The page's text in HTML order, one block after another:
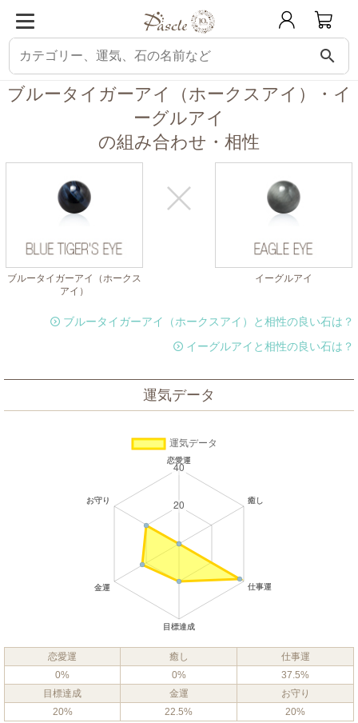
search
パスクル 組み合わせ・相性チェック ブルータイガーアイ（ホークスアイ）
ブルータイガーアイ（ホークスアイ）・イ
ーグルアイ
の組み合わせ・相性
ブルータイガーアイ（ホークス
アイ）
イーグルアイ
ブルータイガーアイ（ホークスアイ）と相性の良い石は？
イーグルアイと相性の良い石は？
運気データ
恋愛運 癒し
仕事運
0%
0%
37.5%
目標達成
金運
お守り
20%
22.5% 20%